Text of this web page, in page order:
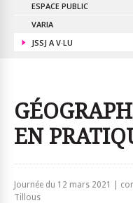
ESPACE PUBLIC
VARIA
JSSJ A V·LU
EN
Journée du 12 mars 2021 |
Tillous